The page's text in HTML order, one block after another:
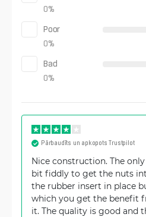
0%
Poor
0%
Bad
0%
Pārbaudīts un apkopots Trustpilot
Nice construction. The
bit fiddly to get the nuts
the rubber insert in place
which you get the benefit
it. The quality is good and